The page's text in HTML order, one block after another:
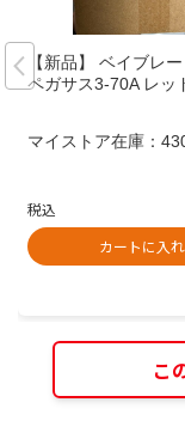
【新品】 ベイブレ
ペガサス3-70A レッ
マイストア在庫：
税込
カートに入
こ